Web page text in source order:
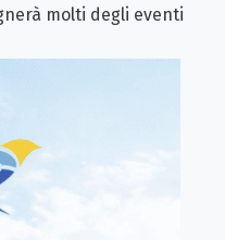
molti degli eventi